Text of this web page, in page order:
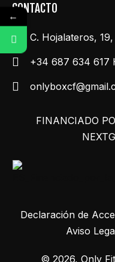
CONTACTO
C. Hojalateros,
+34 687 634 617
FINANCIADO
Declaración de
Aviso
© 2026, Only
←
Whatsapp Hyrox y